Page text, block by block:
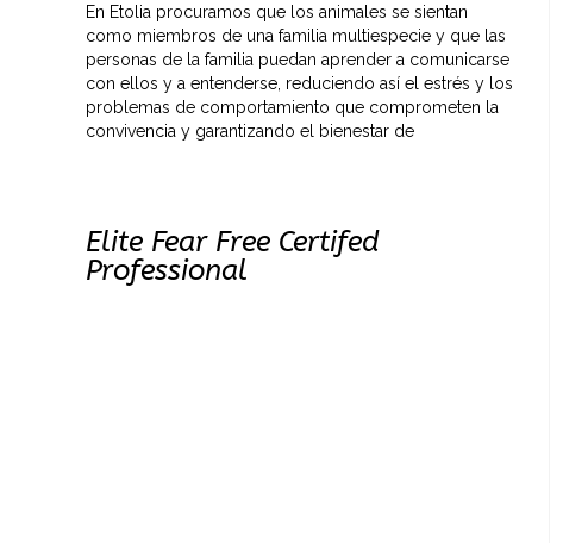
En Etolia procuramos que los animales se sientan
como miembros de una familia multiespecie y que las
personas de la familia puedan aprender a comunicarse
con ellos y a entenderse, reduciendo así el estrés y los
problemas de comportamiento que comprometen la
convivencia y garantizando el bienestar de
Elite Fear Free Certifed
Professional